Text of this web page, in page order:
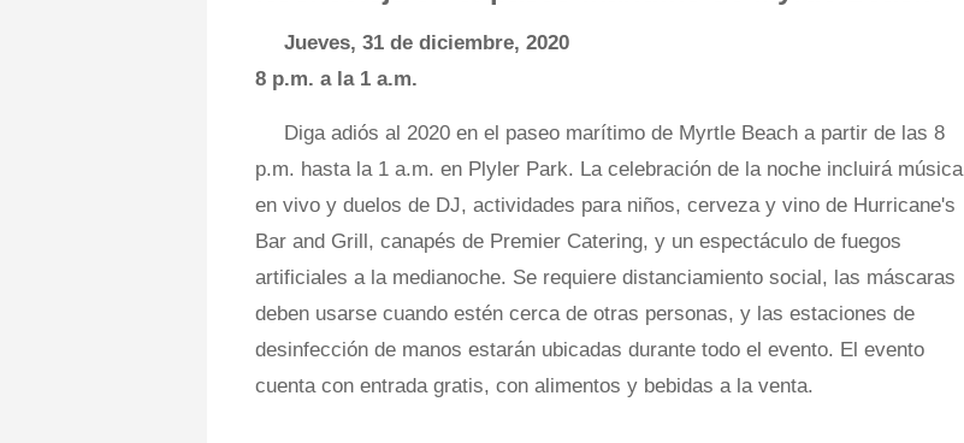
Jueves, 31 de diciembre, 2020
8 p.m. a la 1 a.m.
Diga adiós al 2020 en el paseo marítimo de Myrtle Beach a partir de las 8
p.m. hasta la 1 a.m. en Plyler Park. La celebración de la noche incluirá música
en vivo y duelos de DJ, actividades para niños, cerveza y vino de Hurricane's
Bar and Grill, canapés de Premier Catering, y un espectáculo de fuegos
artificiales a la medianoche. Se requiere distanciamiento social, las máscaras
deben usarse cuando estén cerca de otras personas, y las estaciones de
desinfección de manos estarán ubicadas durante todo el evento. El evento
cuenta con entrada gratis, con alimentos y bebidas a la venta.